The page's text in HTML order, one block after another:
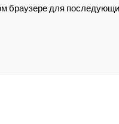
браузере для